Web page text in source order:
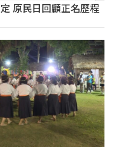
原民日回顧正名歷程